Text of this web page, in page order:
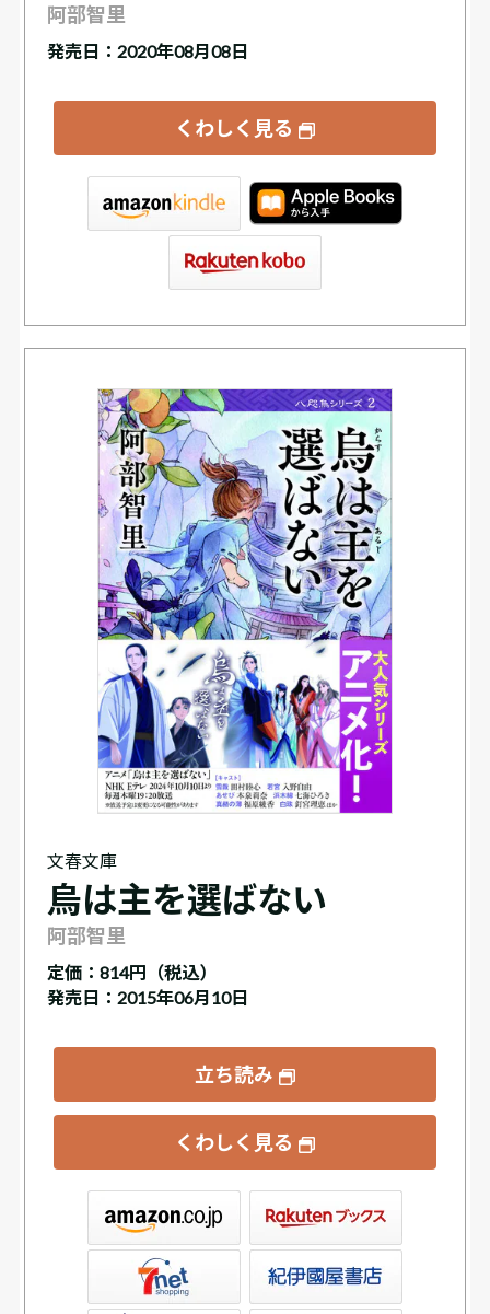
阿部智里
発売日：2020年08月08日
くわしく見る
文春文庫
烏は主を選ばない
阿部智里
定価： 814円（税込）
発売日：2015年06月10日
立ち読み
くわしく見る
書店ウェブストア